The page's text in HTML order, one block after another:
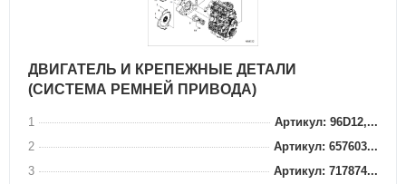
ДВИГАТЕЛЬ И КРЕПЕЖНЫЕ ДЕТАЛИ
(СИСТЕМА РЕМНЕЙ ПРИВОДА)
1
Артикул: 96D12,...
2
Артикул: 657603...
3
Артикул: 717874...